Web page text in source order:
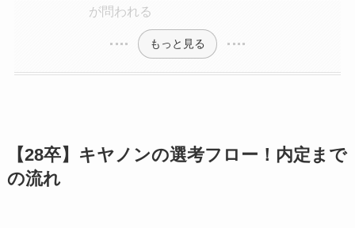
が問われる
もっと見る
【28卒】キヤノンの選考フロー！内定まで
の流れ